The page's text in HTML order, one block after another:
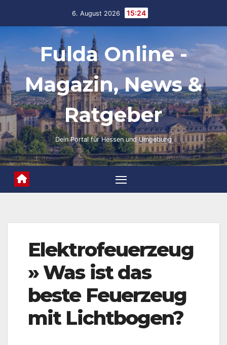
6. August 2026 15:24
Fulda Online -
Magazin, News &
Ratgeber
Dein Portal für Hessen und Umgebung
Elektrofeuerzeug
» Was ist das
beste Feuerzeug
mit Lichtbogen?